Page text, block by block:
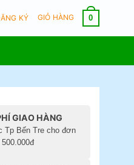
KÝ GIỎ HÀNG 0
GIAO HÀNG
Tp Bến Tre cho đơn